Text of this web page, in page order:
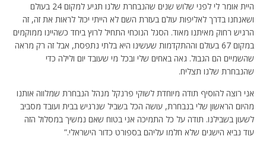
היית אומר לי לפני שלוש שנים שהנבחרת שלנו תגיע למקום 24 בעולם
ושאנחנו בדרך לאליפות עולם בעזרת השם לא הייתי יכול לראות את זה, זה
הרגיש רחוק מאיתנו מאוד. הסגל הנוכחי התחיל לרוץ ביחד כשהיינו ממוקמים
במקום 67 בעולם וההתקדמות שעשינו היא בלתי נתפסת, אבל זה רק מראה
שהשמיים הם הגבול. גאה באחים שלי ובכל מי שעובד יום ולילה כדי
שהנבחרת שלנו תצליח.
אני רוצה להוסיף תודה מיוחדת לשוקי פרנקל מנהל הנבחרת שמלווה אותנו
מהיום הראשון שלי בנבחרת, עושה הכל בשביל שנרגיש בבית ועובד מסביב
לשעון בשבילנו. תודה על כל התמיכה אני בטוח שאם נמשיך במסלול הזה
עוד נביא הישגים שלא חלמו עליהם בספורט כדור הישראלי.”